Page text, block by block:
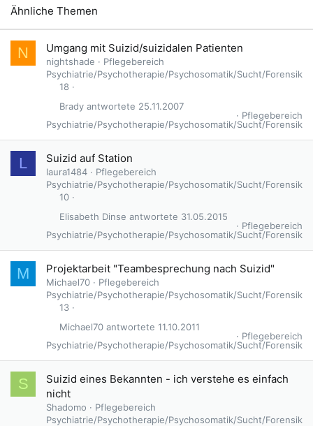
Ähnliche Themen
N Umgang mit Suizid/suizidalen Patienten
nightshade
Pflegebereich
Psychiatrie/Psychotherapie/Psychosomatik/Sucht/Forensik
18
Pflegebereich
Psychiatrie/Psychotherapie/Psychosomatik/Sucht/Forensik
25.11.2007
Brady
L Suizid auf Station
laura1484
Pflegebereich
Psychiatrie/Psychotherapie/Psychosomatik/Sucht/Forensik
10
Pflegebereich
Psychiatrie/Psychotherapie/Psychosomatik/Sucht/Forensik
31.05.2015
Elisabeth Dinse
M Projektarbeit "Teambesprechung nach Suizid"
Michael70
Pflegebereich
Psychiatrie/Psychotherapie/Psychosomatik/Sucht/Forensik
13
Pflegebereich
Psychiatrie/Psychotherapie/Psychosomatik/Sucht/Forensik
11.10.2011
Michael70
S
Suizid eines Bekannten - ich verstehe es einfach
nicht
Shadomo
Pflegebereich
Psychiatrie/Psychotherapie/Psychosomatik/Sucht/Forensik